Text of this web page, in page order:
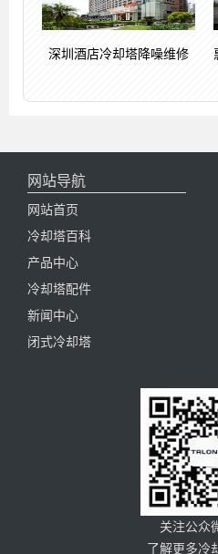
深圳酒店冷却塔降噪维修
网站导航
网站首页
冷却塔百科
产品中心
冷却塔配件
新闻中心
闭式冷却塔
关注公众
了解更多冷